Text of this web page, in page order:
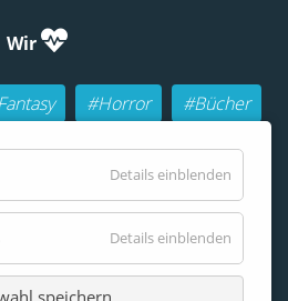
Wir
#Horror
#Bücher
#Rollenspiele (RPGs)
Details einblenden
Details einblenden
speichern